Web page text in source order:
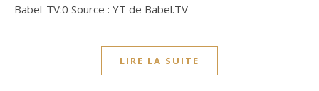
Babel-TV:0 Source : YT de Babel.TV
LIRE LA SUITE